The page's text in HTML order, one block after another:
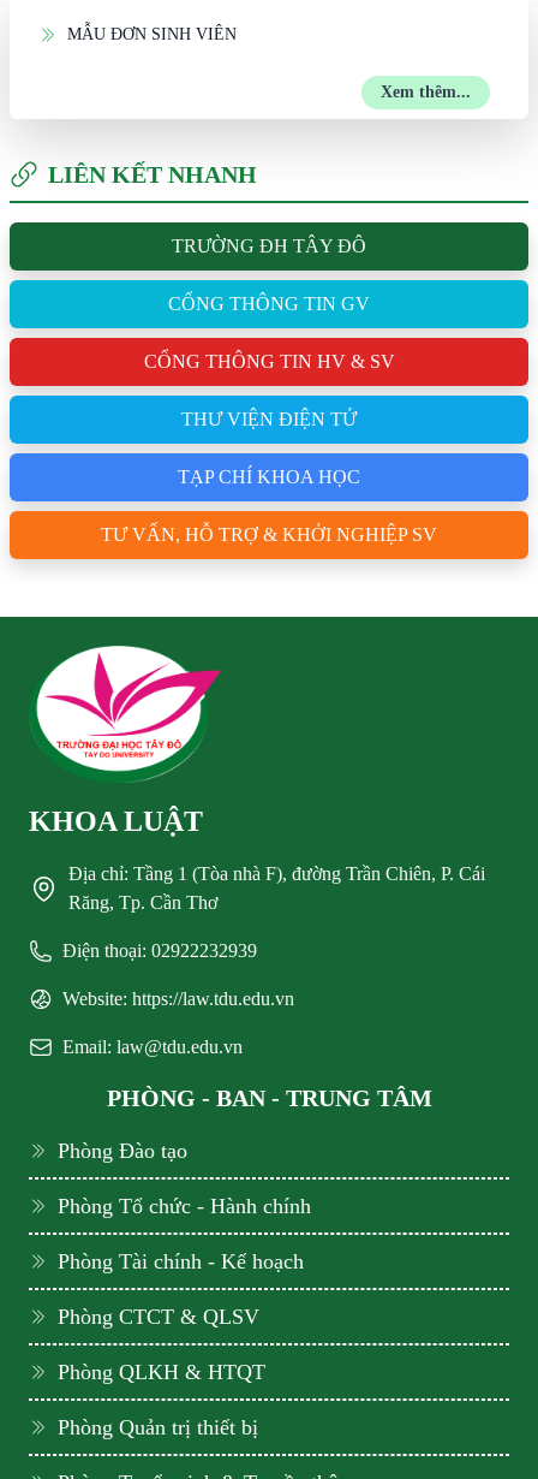
MẪU ĐƠN SINH VIÊN
Xem thêm...
LIÊN KẾT NHANH
TRƯỜNG ĐH TÂY ĐÔ
CỔNG THÔNG TIN GV
CỔNG THÔNG TIN HV & SV
THƯ VIỆN ĐIỆN TỬ
TẠP CHÍ KHOA HỌC
TƯ VẤN, HỖ TRỢ & KHỞI NGHIỆP SV
KHOA LUẬT
Địa chỉ: Tầng 1 (Tòa nhà F), đường Trần Chiên, P. Cái
Răng, Tp. Cần Thơ
Điện thoại: 02922232939
Website: https://law.tdu.edu.vn
Email: law@tdu.edu.vn
PHÒNG - BAN - TRUNG TÂM
Phòng Đào tạo
Phòng Tổ chức - Hành chính
Phòng Tài chính - Kế hoạch
Phòng CTCT & QLSV
Phòng QLKH & HTQT
Phòng Quản trị thiết bị